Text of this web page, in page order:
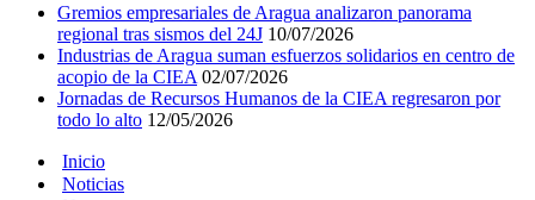
Gremios empresariales de Aragua analizaron panorama
regional tras sismos del 24J 10/07/2026
Industrias de Aragua suman esfuerzos solidarios en centro de
acopio de la CIEA 02/07/2026
Jornadas de Recursos Humanos de la CIEA regresaron por
todo lo alto 12/05/2026
Inicio
Noticias